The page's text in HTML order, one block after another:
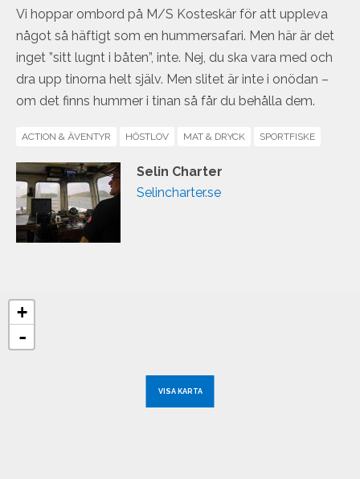
Vi hoppar ombord på M/S Kosteskär för att uppleva
något så häftigt som en hummersafari. Men här är det
inget ”sitt lugnt i båten”, inte. Nej, du ska vara med och
dra upp tinorna helt själv. Men slitet är inte i onödan –
om det finns hummer i tinan så får du behålla dem.
ACTION & ÄVENTYR HÖSTLOV MAT & DRYCK SPORTFISKE
Selin Charter
Selincharter.se
+
-
VISA KARTA